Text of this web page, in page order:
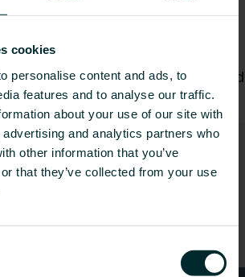
cookies
personalise content and ads, to
features and to analyse our traffic.
about your use of our site with
and analytics partners who
other information that you’ve
that they’ve collected from your use
Flex ist geeignet
Flex. Er
im Heizkörper und
optimale Wärmeverteilung und
wir Ihnen
Architekt, Planer,
Endverbraucher sind, treffen
wir kümmern uns gerne um Ihr